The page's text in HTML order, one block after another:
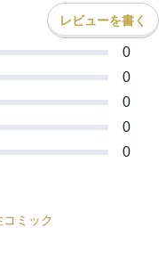
レビューを書く
0
0
0
0
0
コミック